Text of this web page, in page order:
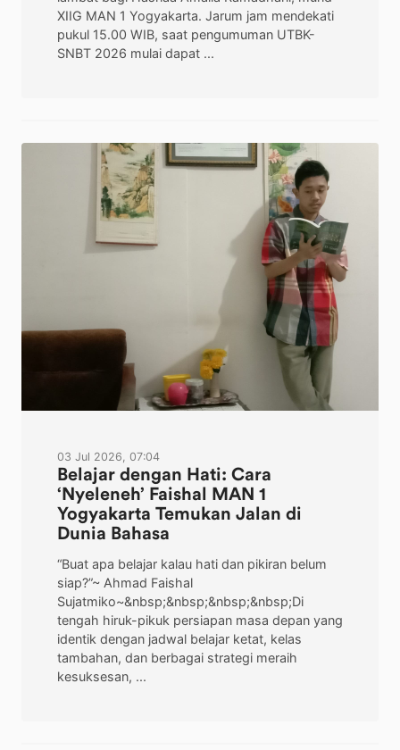
XIIG MAN 1 Yogyakarta. Jarum jam mendekati
pukul 15.00 WIB, saat pengumuman UTBK-
SNBT 2026 mulai dapat ...
03 Jul 2026, 07:04
Belajar dengan Hati: Cara
‘Nyeleneh’ Faishal MAN 1
Yogyakarta Temukan Jalan di
Dunia Bahasa
“Buat apa belajar kalau hati dan pikiran belum
siap?”~ Ahmad Faishal
Sujatmiko~&nbsp;&nbsp;&nbsp;&nbsp;Di
tengah hiruk-pikuk persiapan masa depan yang
identik dengan jadwal belajar ketat, kelas
tambahan, dan berbagai strategi meraih
kesuksesan, ...